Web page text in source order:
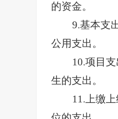
的资金。
9.基本支
公用支出。
10.项目
生的支出。
11.上缴